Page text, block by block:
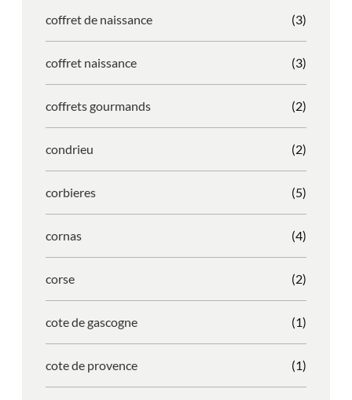
coffret de naissance (3)
coffret naissance (3)
coffrets gourmands (2)
condrieu (2)
corbieres (5)
cornas (4)
corse (2)
cote de gascogne (1)
cote de provence (1)